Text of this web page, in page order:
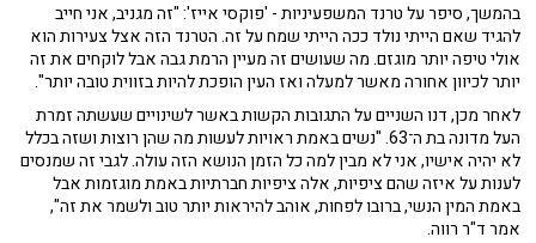
בהמשך, סיפר על טרנד המשפעיניות - 'פוקסי אייז': "זה מגניב, אני חייב
להגיד שאם הייתי נולד ככה הייתי שמח על זה. הטרנד הזה אצל צעירות הוא
אולי טיפה יותר מוגזם. מה שעושים זה מעיין הרמת גבה אבל לוקחים את זה
יותר לכיוון אחורה מאשר למעלה ואז העין הופכת להיות בזווית טובה יותר".
לאחר מכן, דנו השניים על התגובות הקשות באשר לשינויים שעשתה זמרת
העל מדונה בת ה־63. "נשים באמת ראויות לעשות מה שהן רוצות ושזה בכלל
לא יהיה אישיו, אני לא מבין למה כל הזמן הנושא הזה עולה. לגבי זה שמנסים
לענות על איזה שהם ציפיות, אלה ציפיות חברתיות באמת מוגזמות אבל
באמת המין הנשי, ברובו לפחות, אוהב להיראות יותר טוב ולשמר את זה",
אמר ד"ר רווה.